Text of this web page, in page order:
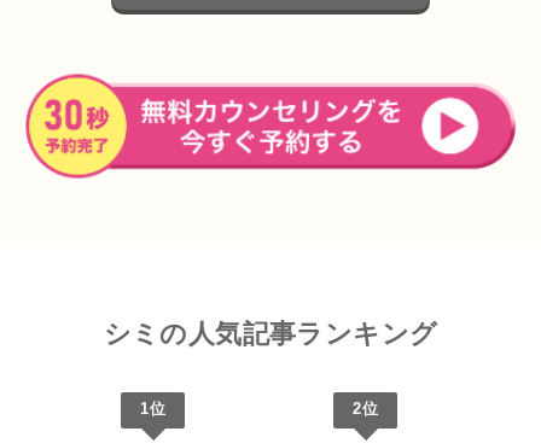
シミの人気記事ランキング
1位 2位